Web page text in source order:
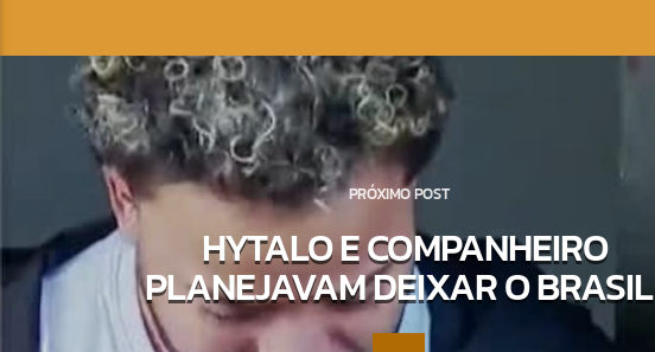
PRÓXIMO POST
HYTALO E COMPANHEIRO
PLANEJAVAM DEIXAR O BRASIL